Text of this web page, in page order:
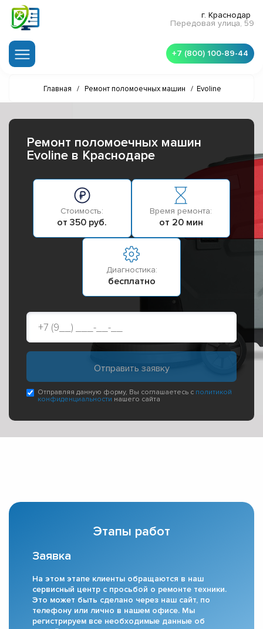
г. Краснодар
Передовая улица, 59
+7 (800) 100-89-44
Главная / Ремонт поломоечных машин / Evoline
Ремонт поломоечных машин
Evoline в Краснодаре
Стоимость:
от 350 руб.
Время ремонта:
от 20 мин
Диагностика:
бесплатно
Отправляя данную форму, Вы соглашаетесь с политикой
конфиденциальности нашего сайта
Этапы работ
Заявка
На этом этапе клиенты обращаются в наш
сервисный центр с просьбой о ремонте техники.
Это может быть сделано через наш сайт, по
телефону или лично в нашем офисе. Мы
регистрируем все необходимые данные об